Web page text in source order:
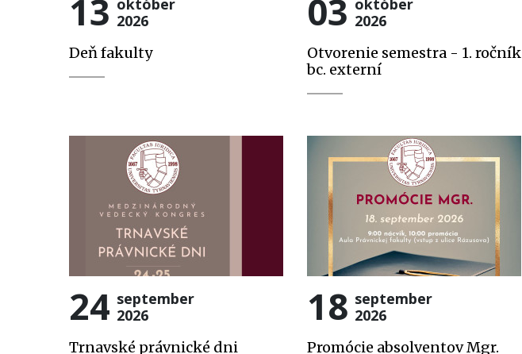
13 október
2026
Deň fakulty
03 október
2026
Otvorenie semestra - 1. ročník
bc. externí
24 september
2026
Trnavské právnické dni
18 september
2026
Promócie absolventov Mgr.